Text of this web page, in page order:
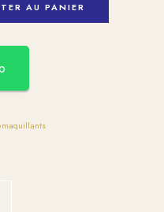
AU PANIER